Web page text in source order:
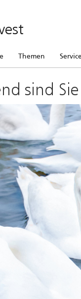
Themen Service
sind